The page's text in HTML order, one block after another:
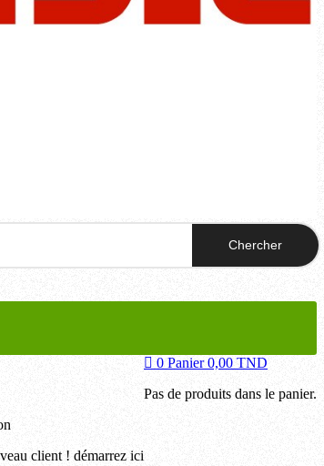
Chercher
0 Panier 0,00 TND
Pas de produits dans le panier.
client ! démarrez ici